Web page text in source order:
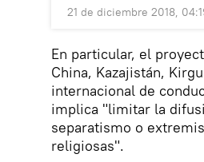
21 de diciembre 2018,
En particular, el
China, Kazajistán,
internacional de
implica "limitar la
separatismo o
religiosas".